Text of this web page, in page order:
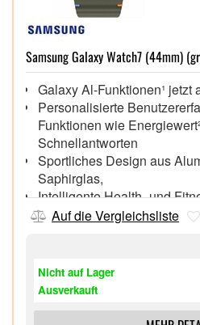
Samsung Galaxy Watch7 (44mm)
Galaxy Al-Funktionen¹ jetzt
Personalisierte
Funktionen wie
Schnellantworten
Sportliches Design aus
Saphirglas,
Intelligente Health- und
persönlichen Ziele
OS,
Auf die Vergleichsliste
Nicht auf Lager
Ausverkauft